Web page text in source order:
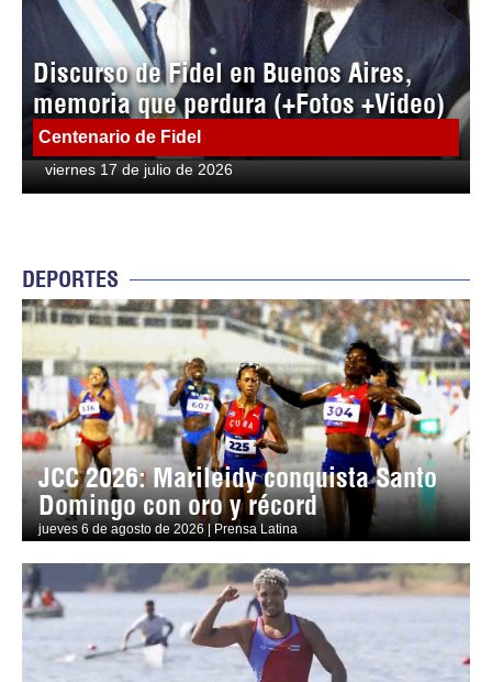
Discurso de Fidel en Buenos Aires,
memoria que perdura (+Fotos +Video)
Centenario de Fidel
viernes 17 de julio de 2026
DEPORTES
JCC 2026: Marileidy conquista Santo
Domingo con oro y récord
jueves 6 de agosto de 2026 | Prensa Latina